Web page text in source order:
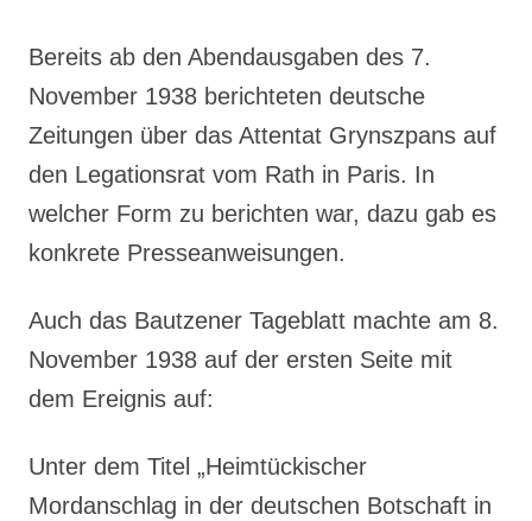
Bereits ab den Abendausgaben des 7.
November 1938 berichteten deutsche
Zeitungen über das Attentat Grynszpans auf
den Legationsrat vom Rath in Paris. In
welcher Form zu berichten war, dazu gab es
konkrete Presseanweisungen.
Auch das Bautzener Tageblatt machte am 8.
November 1938 auf der ersten Seite mit
dem Ereignis auf:
Unter dem Titel „Heimtückischer
Mordanschlag in der deutschen Botschaft in